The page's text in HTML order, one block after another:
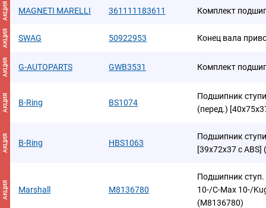
АКЦИЯ MAGNETI MARELLI 361111183611 Комплект
АКЦИЯ SWAG 50922953 Конец вала
АКЦИЯ G-AUTOPARTS GWB3531 Комплект
АКЦИЯ B-Ring BS1074
Подшипник
(перед.)
АКЦИЯ B-Ring HBS1063
Подшипник
[39x72x37 с ABS]
АКЦИЯ Marshall M8136780
Подшипник ступ.
10-/C-Max 10-/
(M8136780)